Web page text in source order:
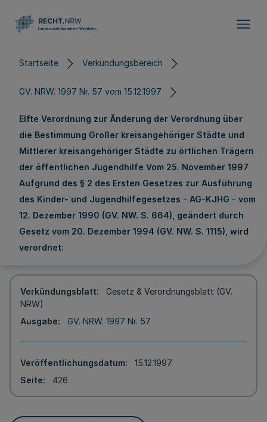
Startseite Verkündungsbereich
GV. NRW. 1997 Nr. 57 vom 15.12.1997
Elfte Verordnung zur Änderung der Verordnung über
die Bestimmung Großer kreisangehöriger Städte und
Mittlerer kreisangehöriger Städte zu örtlichen Trägern
der öffentlichen Jugendhilfe Vom 25. November 1997
Aufgrund des § 2 des Ersten Gesetzes zur Ausführung
des Kinder- und Jugendhilfegesetzes - AG-KJHG - vom
12. Dezember 1990 (GV. NW. S. 664), geändert durch
Gesetz vom 20. Dezember 1994 (GV. NW. S. 1115), wird
verordnet:
Verkündungsblatt
Gesetz & Verordnungsblatt (GV.
NRW)
Ausgabe
GV. NRW. 1997 Nr. 57
Veröffentlichungsdatum
15.12.1997
Seite
426